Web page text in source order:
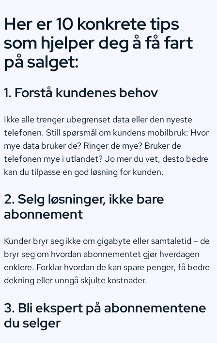
Her er 10 konkrete tips
som hjelper deg å få fart
på salget:
1. Forstå kundenes behov
Ikke alle trenger ubegrenset data eller den nyeste
telefonen. Still spørsmål om kundens mobilbruk: Hvor
mye data bruker de? Ringer de mye? Bruker de
telefonen mye i utlandet? Jo mer du vet, desto bedre
kan du tilpasse en god løsning for kunden.
2. Selg løsninger, ikke bare
abonnement
Kunder bryr seg ikke om gigabyte eller samtaletid – de
bryr seg om hvordan abonnementet gjør hverdagen
enklere. Forklar hvordan de kan spare penger, få bedre
dekning eller unngå skjulte kostnader.
3. Bli ekspert på abonnementene
du selger